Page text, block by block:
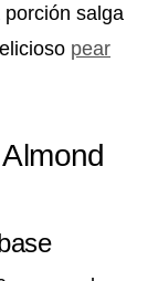
salga
pear